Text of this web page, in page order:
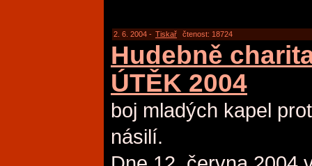
2. 6. 2004 - Tiskař čtenost: 18724
Hudebně
ÚTĚK 2004
boj mladých kapel
násilí.